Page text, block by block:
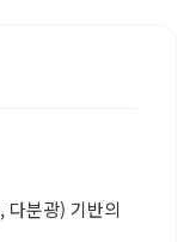
다분광) 기반의